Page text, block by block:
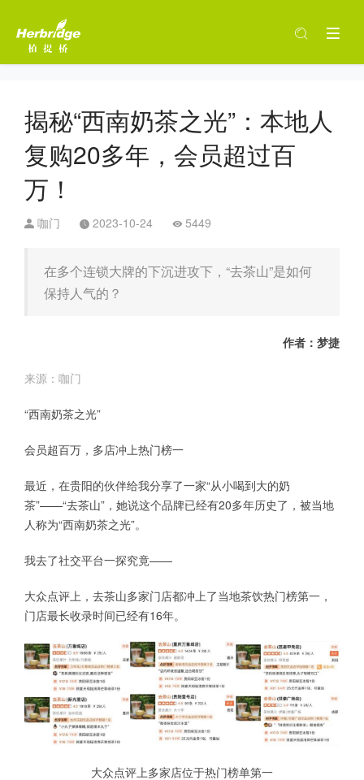
揭秘“西南奶茶之光”：本地人
复购20多年，会员超过百
万！
咖门 2023-10-24 5449
在多个连锁大牌的下沉进攻下，“去茶山”是如何
保持人气的？
作者：梦捷
来源：咖门
“西南奶茶之光”
会员超百万，多店冲上热门榜一
最近，在贵阳的伙伴给我分享了一家“从小喝到大的奶
茶”——“去茶山”，她说这个品牌已经有20多年历史了，被当地
人称为“西南奶茶之光”。
我去了社交平台一探究竟——
大众点评上，去茶山多家门店都冲上了当地茶饮热门榜第一，
门店最长收录时间已经有16年。
大众点评上多家店位于热门榜单第一